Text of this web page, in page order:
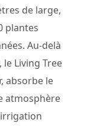
de large,
plantes
Au-delà
Living Tree
absorbe le
atmosphère